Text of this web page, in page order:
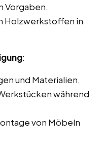
Vorgaben.
Holzwerkstoffen in
:
und Materialien.
während
von Möbeln